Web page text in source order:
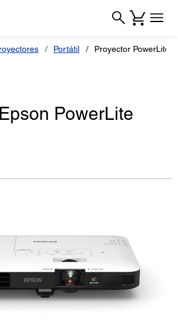
Portátil Proyector PowerLite
PowerLite